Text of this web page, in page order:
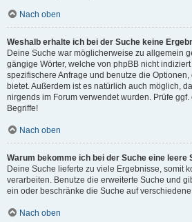
Nach oben
Weshalb erhalte ich bei der Suche keine
Deine Suche war möglicherweise zu allgemein
gängige Wörter, welche von phpBB nicht
spezifischere Anfrage und benutze die
bietet. Außerdem ist es natürlich auch möglich,
nirgends im Forum verwendet wurden. Prüfe
Begriffe!
Nach oben
Warum bekomme ich bei der Suche eine leere
Deine Suche lieferte zu viele Ergebnisse, somit
verarbeiten. Benutze die erweiterte Suche und
ein oder beschränke die Suche auf
Nach oben